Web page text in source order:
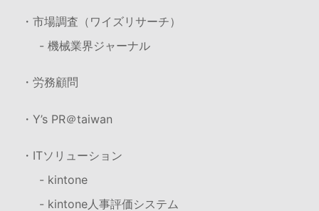
・市場調査（ワイズリサーチ）
- 機械業界ジャーナル
・労務顧問
・Y’s PR＠taiwan
・ITソリューション
- kintone
- kintone人事評価システム